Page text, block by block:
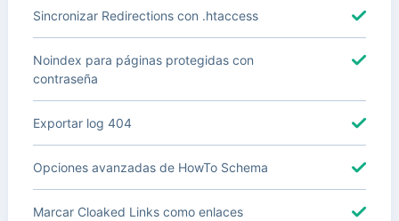
Sincronizar Redirections con .htaccess
Noindex para páginas protegidas con
contraseña
Exportar log 404
Opciones avanzadas de HowTo Schema
Marcar Cloaked Links como enlaces